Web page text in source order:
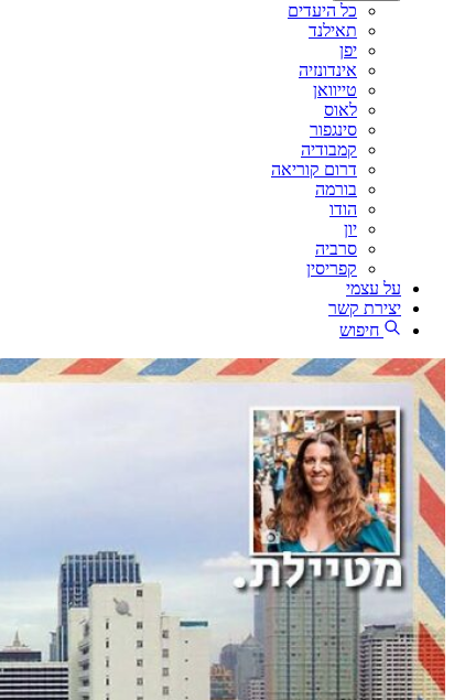
כל היעדים
תאילנד
יפן
אינדונזיה
טייוואן
לאוס
סינגפור
קמבודיה
דרום קוריאה
בורמה
הודו
יון
סרביה
קפריסין
על עצמי
יצירת קשר
חיפוש